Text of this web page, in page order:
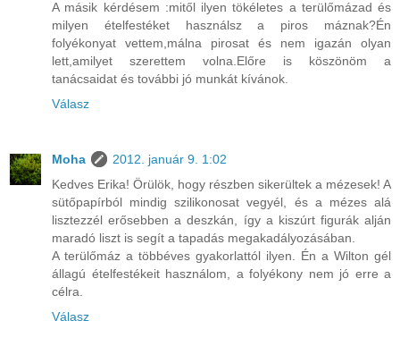
A másik kérdésem :mitől ilyen tökéletes a terülőmázad és
milyen ételfestéket használsz a piros máznak?Én
folyékonyat vettem,málna pirosat és nem igazán olyan
lett,amilyet szerettem volna.Előre is köszönöm a
tanácsaidat és további jó munkát kívánok.
Válasz
Moha
2012. január 9. 1:02
Kedves Erika! Örülök, hogy részben sikerültek a mézesek! A
sütőpapírból mindig szilikonosat vegyél, és a mézes alá
lisztezzél erősebben a deszkán, így a kiszúrt figurák alján
maradó liszt is segít a tapadás megakadályozásában.
A terülőmáz a többéves gyakorlattól ilyen. Én a Wilton gél
állagú ételfestékeit használom, a folyékony nem jó erre a
célra.
Válasz